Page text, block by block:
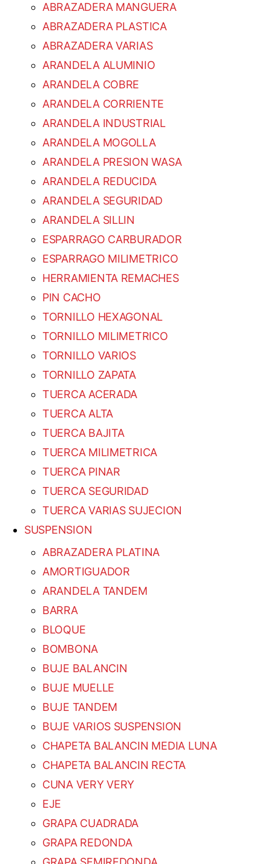
ABRAZADERA MANGUERA
ABRAZADERA PLASTICA
ABRAZADERA VARIAS
ARANDELA ALUMINIO
ARANDELA COBRE
ARANDELA CORRIENTE
ARANDELA INDUSTRIAL
ARANDELA MOGOLLA
ARANDELA PRESION WASA
ARANDELA REDUCIDA
ARANDELA SEGURIDAD
ARANDELA SILLIN
ESPARRAGO CARBURADOR
ESPARRAGO MILIMETRICO
HERRAMIENTA REMACHES
PIN CACHO
TORNILLO HEXAGONAL
TORNILLO MILIMETRICO
TORNILLO VARIOS
TORNILLO ZAPATA
TUERCA ACERADA
TUERCA ALTA
TUERCA BAJITA
TUERCA MILIMETRICA
TUERCA PINAR
TUERCA SEGURIDAD
TUERCA VARIAS SUJECION
SUSPENSION
ABRAZADERA PLATINA
AMORTIGUADOR
ARANDELA TANDEM
BARRA
BLOQUE
BOMBONA
BUJE BALANCIN
BUJE MUELLE
BUJE TANDEM
BUJE VARIOS SUSPENSION
CHAPETA BALANCIN MEDIA LUNA
CHAPETA BALANCIN RECTA
CUNA VERY VERY
EJE
GRAPA CUADRADA
GRAPA REDONDA